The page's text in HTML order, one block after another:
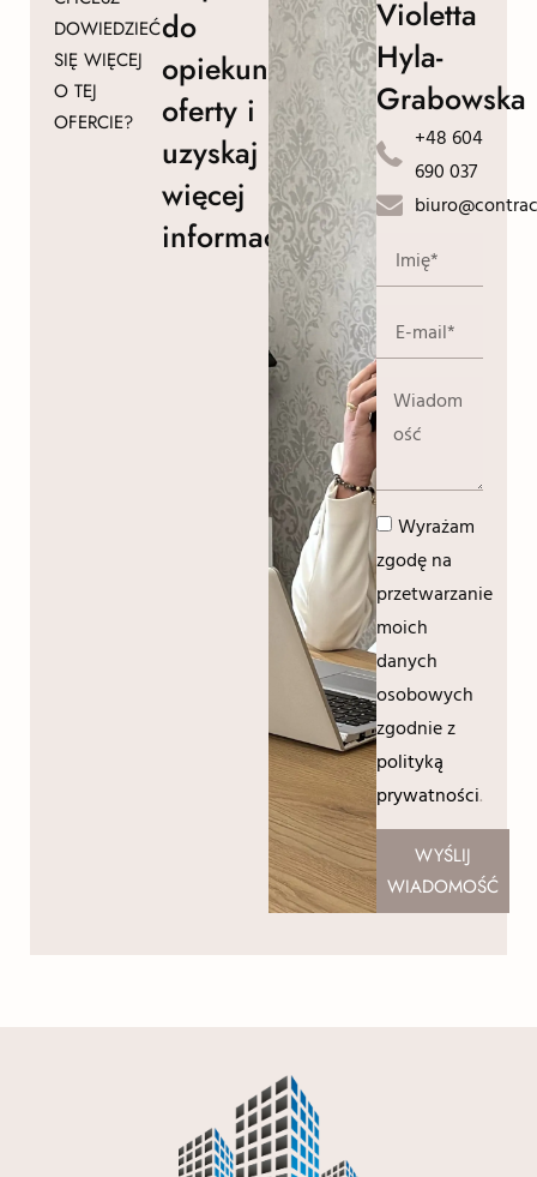
DOWIEDZIEĆ
SIĘ WIĘCEJ
O TEJ
OFERCIE?
do
opiekuna
oferty i
uzyskaj
więcej
informacji!
Violetta
Hyla-
Grabowska
+48 604
690 037
Wyrażam
zgodę na
przetwarzanie
moich
danych
osobowych
zgodnie z
polityką
prywatności.
WYŚLIJ
WIADOMOŚĆ